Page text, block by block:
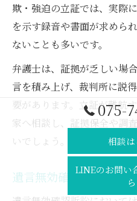
欺・強迫の立証では、実際
を示す録音や書面が求めら
ないことも多いです。
弁護士は、証拠が乏しい場
言を積み上げ、裁判所に説
要があります。立証が難航
家へ相談し、証拠保全や調
いでしょう。
遺言無効確認訴訟の主
075-
相談
LINEのお問い
ら